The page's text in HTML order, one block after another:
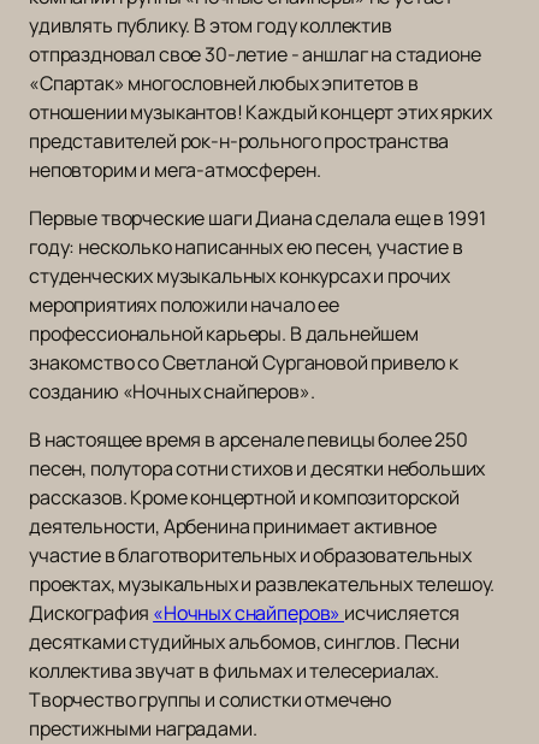
удивлять публику. В этом году коллектив
отпраздновал свое 30-летие - аншлаг на стадионе
«Спартак» многословней любых эпитетов в
отношении музыкантов! Каждый концерт этих ярких
представителей рок-н-рольного пространства
неповторим и мега-атмосферен.
Первые творческие шаги Диана сделала еще в 1991
году: несколько написанных ею песен, участие в
студенческих музыкальных конкурсах и прочих
мероприятиях положили начало ее
профессиональной карьеры. В дальнейшем
знакомство со Светланой Сургановой привело к
созданию «Ночных снайперов».
В настоящее время в арсенале певицы более 250
песен, полутора сотни стихов и десятки небольших
рассказов. Кроме концертной и композиторской
деятельности, Арбенина принимает активное
участие в благотворительных и образовательных
проектах, музыкальных и развлекательных телешоу.
Дискография «Ночных снайперов» исчисляется
десятками студийных альбомов, синглов. Песни
коллектива звучат в фильмах и телесериалах.
Творчество группы и солистки отмечено
престижными наградами.